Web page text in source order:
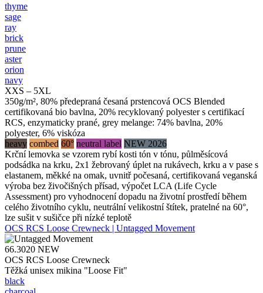
thyme
sage
ray
brick
prune
aster
orion
navy
XXS – 5XL
350g/m², 80% předepraná česaná prstencová OCS Blended
certifikovaná bio bavlna, 20% recyklovaný polyester s certifikací
RCS, enzymaticky prané, grey melange: 74% bavlna, 20%
polyester, 6% viskóza
heavy combed 60° neutral label NEW 2026
Krční lemovka se vzorem rybí kosti tón v tónu, půlměsícová
podsádka na krku, 2x1 žebrovaný úplet na rukávech, krku a v pase s
elastanem, měkké na omak, uvnitř počesaná, certifikovaná veganská
výroba bez živočišných přísad, výpočet LCA (Life Cycle
Assessment) pro vyhodnocení dopadu na životní prostředí během
celého životního cyklu, neutrální velikostní štítek, pratelné na 60°,
lze sušit v sušičce při nízké teplotě
OCS RCS Loose Crewneck | Untagged Movement
66.3020 NEW
OCS RCS Loose Crewneck
Těžká unisex mikina "Loose Fit"
black